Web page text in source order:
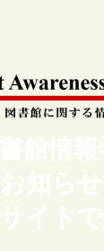
館情
知ら
イトで